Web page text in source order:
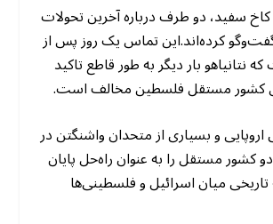
سفید، دو طرف درباره آخرین تحولات
کرده‌اند.این تماس یک روز پس از
بار دیگر به طور قاطع تاکید
کشور مستقل فلسطین مخالف است.
اروپایی و بسیاری از متحدان واشنگتن در
کشور مستقل را به عنوان راه‌حل پایان
میان اسرائیل و فلسطینی‌ها